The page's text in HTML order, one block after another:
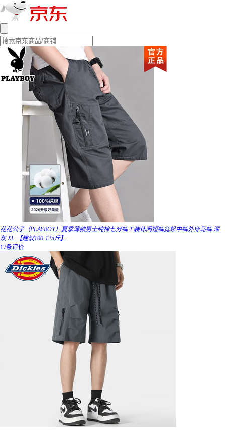
花花公子（PLAYBOY）夏季薄款男士纯棉七分裤工装休闲短裤宽松中裤外穿马裤 深
灰 XL 【建议100-125斤】
17条评价